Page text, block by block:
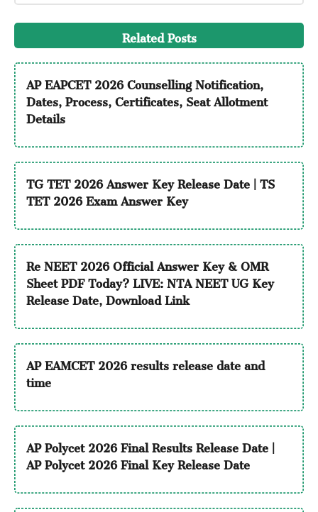
Related Posts
AP EAPCET 2026 Counselling Notification,
Dates, Process, Certificates, Seat Allotment
Details
TG TET 2026 Answer Key Release Date | TS
TET 2026 Exam Answer Key
Re NEET 2026 Official Answer Key & OMR
Sheet PDF Today? LIVE: NTA NEET UG Key
Release Date, Download Link
AP EAMCET 2026 results release date and
time
AP Polycet 2026 Final Results Release Date |
AP Polycet 2026 Final Key Release Date